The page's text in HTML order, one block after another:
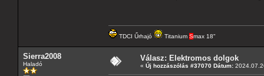
TDCI Űrhajó Titanium Smax 18"
Sierra2008
Haladó
Válasz: Elektromos dolgok
« Új hozzászólás #37070 Dátum: